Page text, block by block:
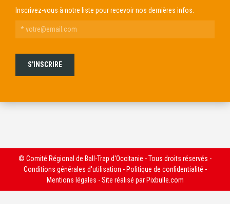
Inscrivez-vous à notre liste pour recevoir nos dernières infos.
© Comité Régional de Ball-Trap d'Occitanie - Tous droits réservés -
Conditions générales d'utilisation - Politique de confidentialité -
Mentions légales - Site réalisé par Pixbulle.com